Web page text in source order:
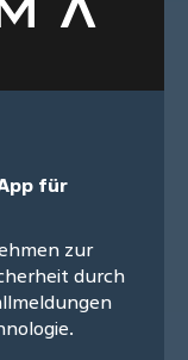
für
zur
durch